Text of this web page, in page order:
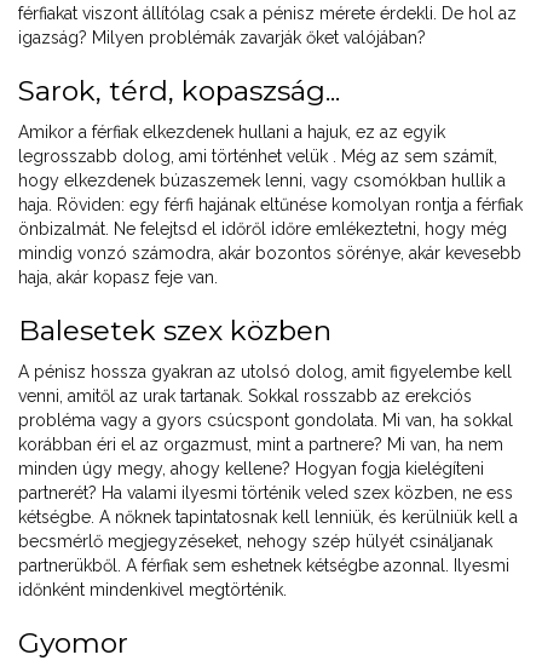
férfiakat viszont állítólag csak a pénisz mérete érdekli. De hol az
igazság? Milyen problémák zavarják őket valójában?
Sarok, térd, kopaszság...
Amikor a férfiak elkezdenek hullani a hajuk, ez az egyik
legrosszabb dolog, ami történhet velük . Még az sem számít,
hogy elkezdenek búzaszemek lenni, vagy csomókban hullik a
haja. Röviden: egy férfi hajának eltűnése komolyan rontja a férfiak
önbizalmát. Ne felejtsd el időről időre emlékeztetni, hogy még
mindig vonzó számodra, akár bozontos sörénye, akár kevesebb
haja, akár kopasz feje van.
Balesetek szex közben
A pénisz hossza gyakran az utolsó dolog, amit figyelembe kell
venni, amitől az urak tartanak. Sokkal rosszabb az erekciós
probléma vagy a gyors csúcspont gondolata. Mi van, ha sokkal
korábban éri el az orgazmust, mint a partnere? Mi van, ha nem
minden úgy megy, ahogy kellene? Hogyan fogja kielégíteni
partnerét? Ha valami ilyesmi történik veled szex közben, ne ess
kétségbe. A nőknek tapintatosnak kell lenniük, és kerülniük kell a
becsmérlő megjegyzéseket, nehogy szép hülyét csináljanak
partnerükből. A férfiak sem eshetnek kétségbe azonnal. Ilyesmi
időnként mindenkivel megtörténik.
Gyomor